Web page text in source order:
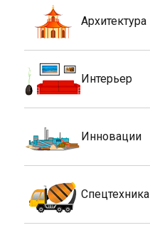
Архитектура
Интерьер
Инновации
Спецтехника